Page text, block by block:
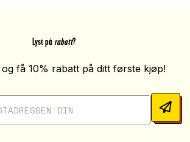
Lyst på rabatt?
få 10% rabatt på ditt første kjøp!